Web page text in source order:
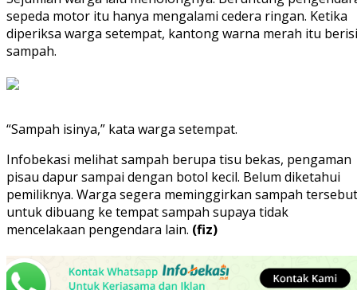
sepeda motor itu hanya mengalami cedera ringan. Ketika
diperiksa warga setempat, kantong warna merah itu berisi
sampah.
“Sampah isinya,” kata warga setempat.
Infobekasi melihat sampah berupa tisu bekas, pengaman
pisau dapur sampai dengan botol kecil. Belum diketahui
pemiliknya. Warga segera meminggirkan sampah tersebut
untuk dibuang ke tempat sampah supaya tidak
mencelakaan pengendara lain. (fiz)